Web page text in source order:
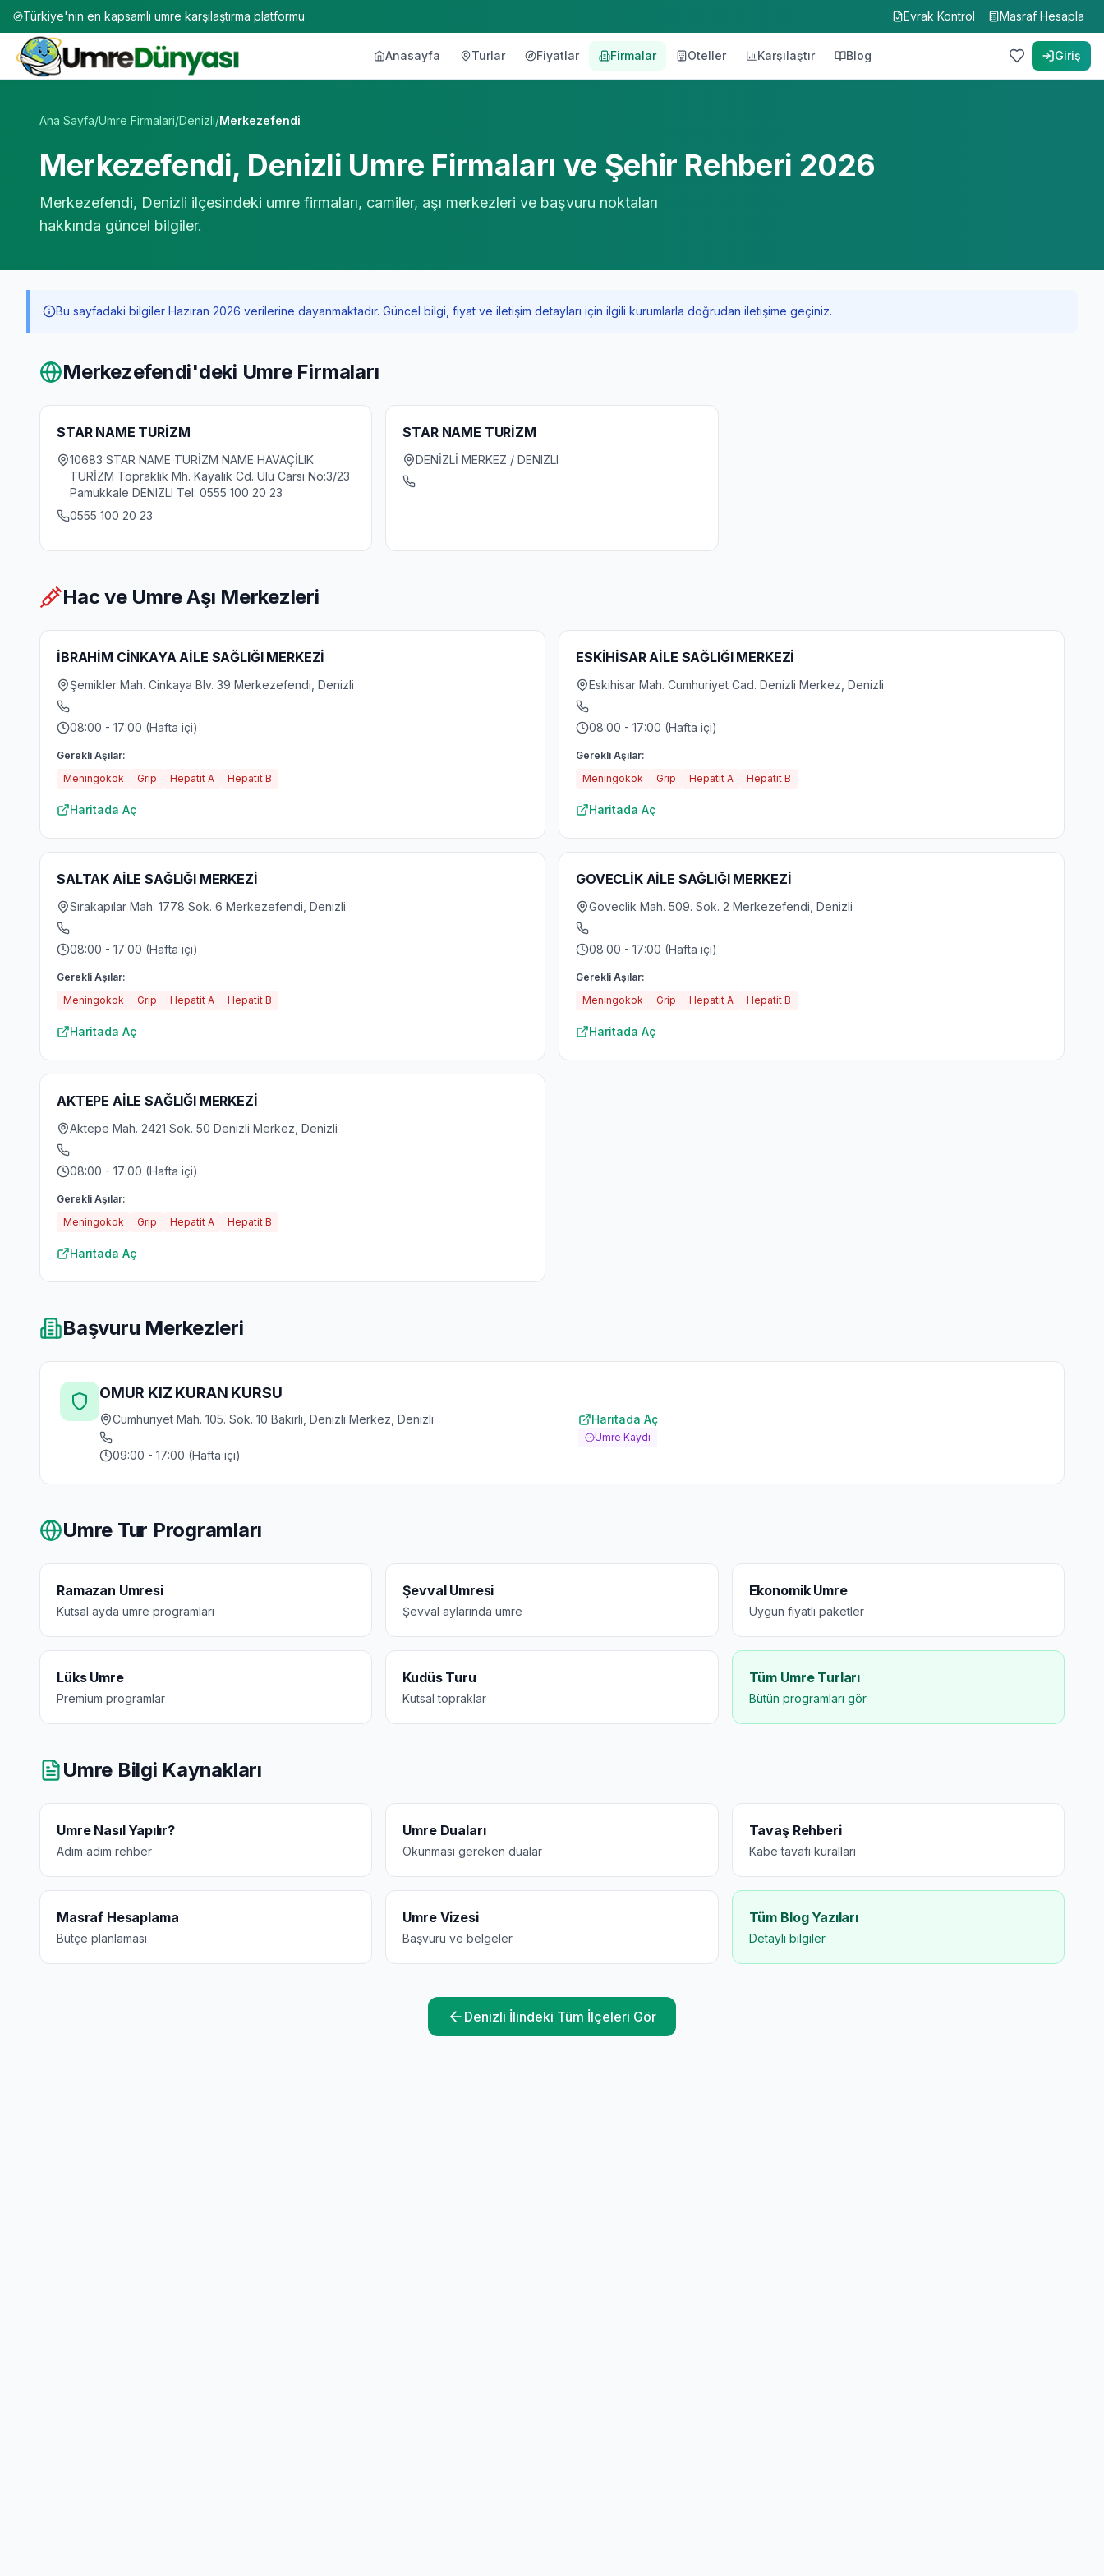
Türkiye'nin en kapsamlı umre karşılaştırma platformu Evrak Kontrol Masraf Hesapla
Anasayfa Turlar Fiyatlar Firmalar Oteller Karşılaştır Blog Giriş
Ana Sayfa/Umre Firmalari/Denizli/Merkezefendi
Merkezefendi, Denizli Umre Firmaları ve Şehir Rehberi 2026
Merkezefendi, Denizli ilçesindeki umre firmaları, camiler, aşı merkezleri ve başvuru noktaları
hakkında güncel bilgiler.
Bu sayfadaki bilgiler Haziran 2026 verilerine dayanmaktadır. Güncel bilgi, fiyat ve iletişim detayları için ilgili kurumlarla doğrudan iletişime geçiniz.
Merkezefendi'deki Umre Firmaları
STAR NAME TURİZM
10683 STAR NAME TURİZM NAME HAVAÇİLIK
TURİZM Topraklik Mh. Kayalik Cd. Ulu Carsi No:3/23
Pamukkale DENIZLI Tel: 0555 100 20 23
0555 100 20 23
STAR NAME TURİZM
DENİZLİ MERKEZ / DENIZLI
Hac ve Umre Aşı Merkezleri
İBRAHİM CİNKAYA AİLE SAĞLIĞI MERKEZİ
Şemikler Mah. Cinkaya Blv. 39 Merkezefendi, Denizli
08:00 - 17:00 (Hafta içi)
Gerekli Aşılar:
Meningokok
Grip Hepatit A Hepatit B
Haritada Aç
ESKİHİSAR AİLE SAĞLIĞI MERKEZİ
Eskihisar Mah. Cumhuriyet Cad. Denizli Merkez, Denizli
08:00 - 17:00 (Hafta içi)
Gerekli Aşılar:
Meningokok
Grip Hepatit A Hepatit B
Haritada Aç
SALTAK AİLE SAĞLIĞI MERKEZİ
Sırakapılar Mah. 1778 Sok. 6 Merkezefendi, Denizli
08:00 - 17:00 (Hafta içi)
Gerekli Aşılar:
Meningokok
Grip Hepatit A Hepatit B
Haritada Aç
GOVECLİK AİLE SAĞLIĞI MERKEZİ
Goveclik Mah. 509. Sok. 2 Merkezefendi, Denizli
08:00 - 17:00 (Hafta içi)
Gerekli Aşılar:
Meningokok
Grip Hepatit A Hepatit B
Haritada Aç
AKTEPE AİLE SAĞLIĞI MERKEZİ
Aktepe Mah. 2421 Sok. 50 Denizli Merkez, Denizli
08:00 - 17:00 (Hafta içi)
Gerekli Aşılar:
Meningokok
Grip Hepatit A Hepatit B
Haritada Aç
Başvuru Merkezleri
OMUR KIZ KURAN KURSU
Cumhuriyet Mah. 105. Sok. 10 Bakırlı, Denizli Merkez, Denizli
09:00 - 17:00 (Hafta içi)
Haritada Aç
Umre Kaydı
Umre Tur Programları
Ramazan Umresi
Kutsal ayda umre programları
Şevval Umresi
Şevval aylarında umre
Ekonomik Umre
Uygun fiyatlı paketler
Lüks Umre
Premium programlar
Kudüs Turu
Kutsal topraklar
Tüm Umre Turları
Bütün programları gör
Umre Bilgi Kaynakları
Umre Nasıl Yapılır?
Adım adım rehber
Umre Duaları
Okunması gereken dualar
Tavaş Rehberi
Kabe tavafı kuralları
Masraf Hesaplama
Bütçe planlaması
Umre Vizesi
Başvuru ve belgeler
Tüm Blog Yazıları
Detaylı bilgiler
Denizli İlindeki Tüm İlçeleri Gör